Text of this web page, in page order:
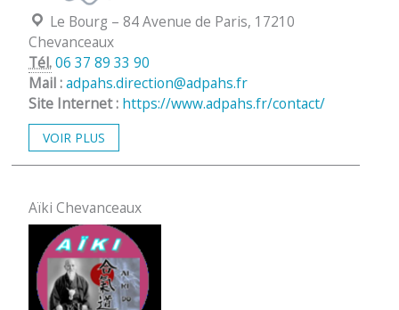
Localisation :
Le Bourg – 84 Avenue de Paris, 17210
Chevanceaux
Tél.06 37 89 33 90
Mail :adpahs.direction@adpahs.fr
Site Internet : https://www.adpahs.fr/contact/
VOIR PLUS
Aïki Chevanceaux